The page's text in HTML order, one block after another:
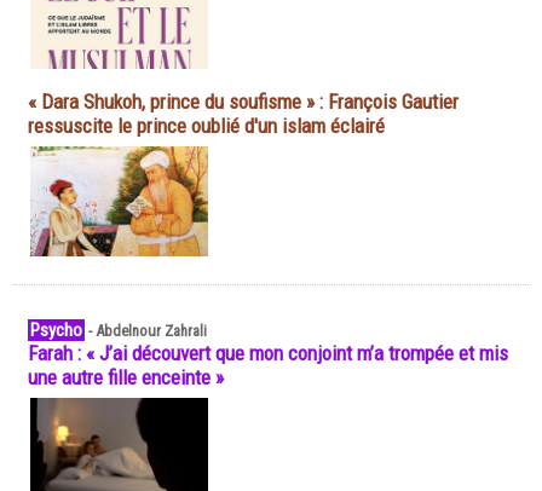
« Dara Shukoh, prince du soufisme » : François Gautier
ressuscite le prince oublié d'un islam éclairé
Psycho -Abdelnour Zahrali
Farah : « J’ai découvert que mon conjoint m’a trompée et mis
une autre fille enceinte »